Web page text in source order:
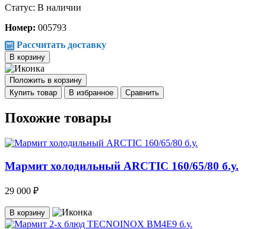
Статус: В наличии
Номер: 005793
Рассчитать доставку
В корзину
Положить в корзину
Купить товар
В избранное Сравнить
Похожие товары
Мармит холодильный ARCTIC 160/65/80 б.у.
29 000 ₽
В корзину